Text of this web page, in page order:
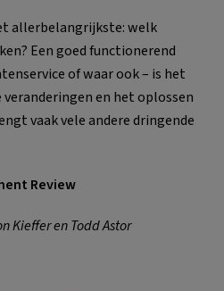
allerbelangrijkste: welk
Een goed functionerend
of waar ook – is het
en het oplossen
vaak vele andere dringende
Review
Kieffer en Todd Astor